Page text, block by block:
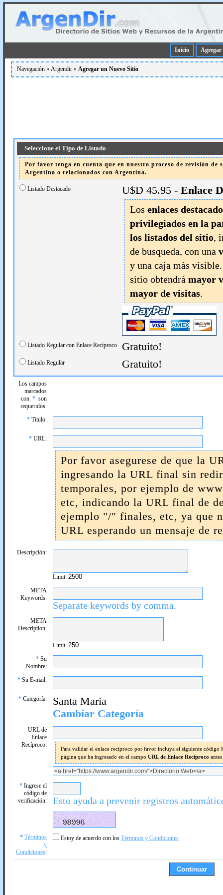
Inicio Agregar
Navegación » Argendir » Agregar un Nuevo Sitio
Seleccione el Tipo de Listado
Por favor tenga en cuenta que en nuestro proceso de revisión de
Argentina o relacionados con Argentina.
Listado Destacado U$D 45.95 - Enlace
Los enlaces
privilegiados en la
los listados del sitio,
de busqueda, con una
y una caja más
sitio obtendrá mayor
mayor de visitas.
Listado Regular con Enlace Recíproco Gratuito!
Listado Regular Gratuito!
Los campos
marcados
con * son
requeridos.
* Título:
* URL:
Por favor asegurese de que la
ingresando la URL final sin
temporales, por ejemplo de
etc, indicando la URL final de
ejemplo "/" finales, etc, ya que
URL esperando un mensaje de
Descripción:
Limit:
META
Keywords:
Separate keywords by comma.
META
Description:
Limit:
* Su
Nombre:
* Su E-mail:
* Categoría:
Santa Maria
Cambiar Categoría
URL de
Enlace
Recíproco:
Para validar el enlace recíproco por favor incluya el siguiente código
página que ha ingresado en el campo URL de Enlace Recíproco
* Ingrese el
código de
verificación:
Esto ayuda a prevenir registros
* Términos
y
Condiciones:
Estoy de acuerdo con los Términos y Condiciones